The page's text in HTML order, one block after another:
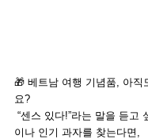
🎁 베트남 여행 기념품, 아직
요?
“센스 있다!”라는 말을 듣고
이나 인기 과자를 찾는다면,